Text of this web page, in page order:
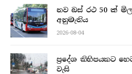
නව බස් රථ 50 ක්
අනුමැතිය
2026-08-04
ප්‍රදේශ කිහිපයකට
වැසි